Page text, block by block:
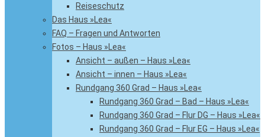
Reiseschutz
Das Haus »Lea«
FAQ – Fragen und Antworten
Fotos – Haus »Lea«
Ansicht – außen – Haus »Lea«
Ansicht – innen – Haus »Lea«
Rundgang 360 Grad – Haus »Lea«
Rundgang 360 Grad – Bad – Haus »Lea«
Rundgang 360 Grad – Flur DG – Haus »Lea«
Rundgang 360 Grad – Flur EG – Haus »Lea«